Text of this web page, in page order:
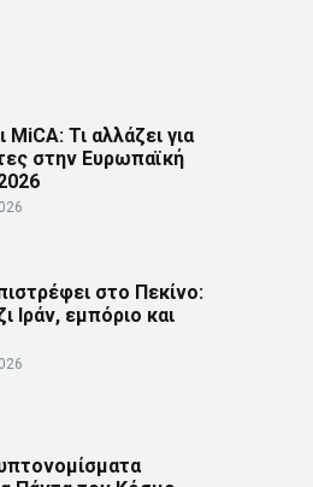
MiCA: Τι αλλάζει για
στην Ευρωπαϊκή
στο Πεκίνο:
Ιράν, εμπόριο και